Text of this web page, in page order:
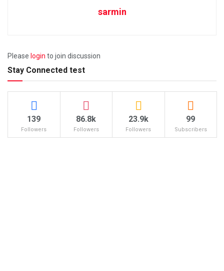
sarmin
Please login to join discussion
Stay Connected test
139
Followers
86.8k
Followers
23.9k
Followers
99
Subscribers